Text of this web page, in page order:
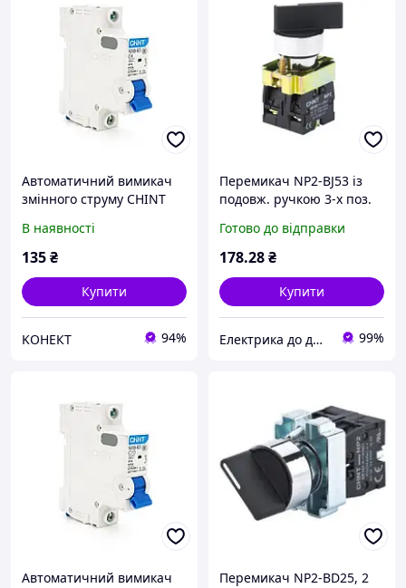
Автоматичний вимикач
змінного струму CHINT
В наявності
135₴
Купити
KОНЕКТ 94%
Перемикач NP2-BJ53 із
подовж. ручкою 3-х поз.
IP40 CHiNT 573998
Готово до відправки
178.28₴
Купити
Електрика до дрібниць 99%
Автоматичний вимикач
Перемикач NP2-BD25, 2